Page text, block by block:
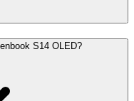
S14 OLED?